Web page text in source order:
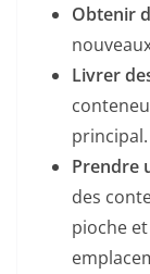
Obtenir
Livrer
principal.
Prendre
des
pioche